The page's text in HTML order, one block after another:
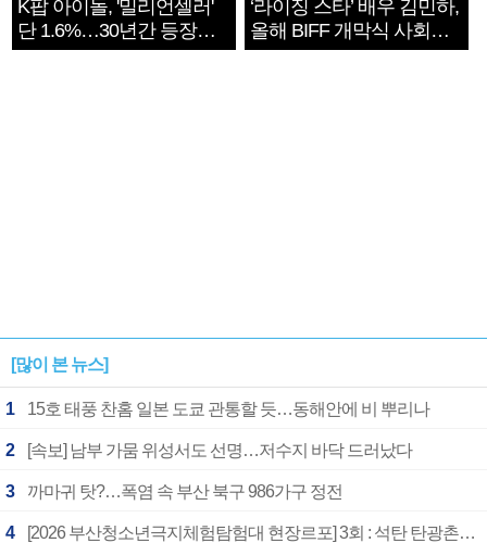
K팝 아이돌, '밀리언셀러'
단 1.6%…30년간 등장
1182개팀 전수조사
‘라이징 스타’ 배우 김민하,
올해 BIFF 개막식 사회자
확정
[많이 본 뉴스]
1 15호 태풍 찬홈 일본 도쿄 관통할 듯…동해안에 비 뿌리나
2 [속보] 남부 가뭄 위성서도 선명…저수지 바닥 드러났다
3 까마귀 탓?…폭염 속 부산 북구 986가구 정전
4 [2026 부산청소년극지체험탐험대 현장르포] 3회 : 석탄 탄광촌에서 북극 연구의 중심지로